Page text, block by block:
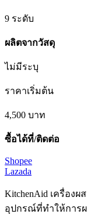
9 ระดับ
ผลิตจากวัสดุ
ไม่มีระบุ
ราคาเริ่มต้น
4,500 บาท
ซื้อได้ที่/ติดต่อ
Shopee
Lazada
KitchenAid เครื่อง
อุปกรณ์ที่ทำให้การผ